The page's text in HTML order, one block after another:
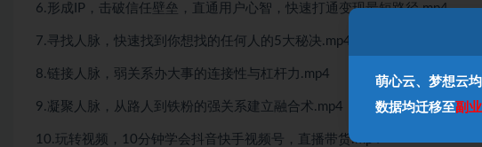
6.形成IP，击破信任壁垒，直通用户心智，快速打通变现最短路径.mp4
7.寻找人脉，快速找到你想找的任何人的5大秘决.mp4
8.链接人脉，弱关系办大事的连接性与杠杆力.mp4
9.凝聚人脉，从路人到铁粉的强关系建立融合术.mp4
10.玩转视频，10分钟学会抖音快手视频号，直播带货.mp4
萌心云、梦想云均
数据均迁移至副